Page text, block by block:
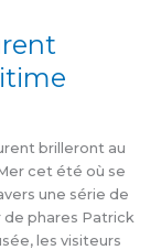
brilleront au
cet été où se
une série de
phares Patrick
les visiteurs